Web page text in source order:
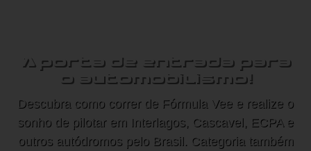
A porta de entrada para
o automobilismo!
Descubra como correr de Fórmula Vee e realize o
sonho de pilotar em Interlagos, Cascavel, ECPA e
outros autódromos pelo Brasil. Categoria também